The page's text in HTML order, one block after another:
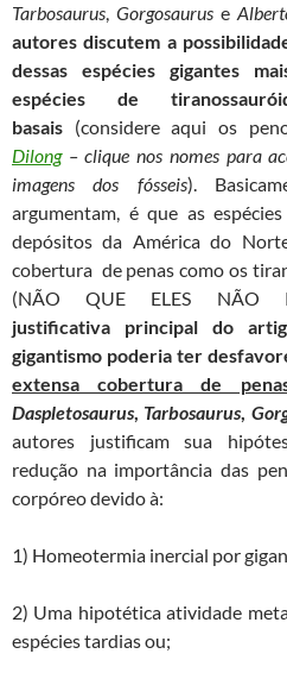
Tarbosaurus, Gorgosaurus e
autores discutem a
dessas espécies gigantes
espécies de
basais (considere aqui os
Dilong– clique nos nomes para
imagens dos fósseis).
argumentam, é que as
depósitos da América do
cobertura de penas como os
(NÃO QUE ELES NÃO
justificativa principal do
gigantismo poderia ter
extensa cobertura de
Daspletosaurus, Tarbosaurus,
autores justificam sua
redução na importância das
corpóreo devido à:
1) Homeotermia inercial por
2) Uma hipotética atividade
espécies tardias ou;